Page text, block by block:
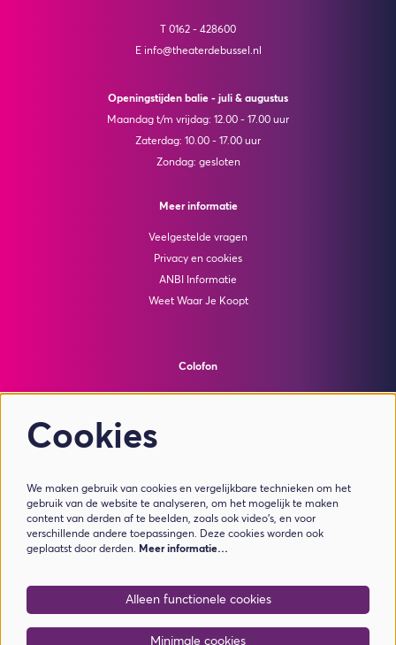
T 0162 - 428600
E info@theaterdebussel.nl
Openingstijden balie - juli & augustus
Maandag t/m vrijdag: 12.00 - 17.00 uur
Zaterdag: 10.00 - 17.00 uur
Zondag: gesloten
Meer informatie
Veelgestelde vragen
Privacy en cookies
ANBI Informatie
Weet Waar Je Koopt
Colofon
Meld je aan voor de nieuwsbrief
Aanmelden
Cookies
We maken gebruik van cookies en vergelijkbare technieken om het
gebruik van de website te analyseren, om het mogelijk te maken
content van derden af te beelden, zoals ook video’s, en voor
verschillende andere toepassingen. Deze cookies worden ook
geplaatst door derden. Meer informatie…
Alleen functionele cookies
Minimale cookies